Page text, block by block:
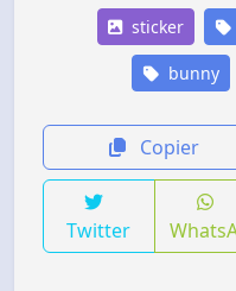
sticker
bunny
Copier
Twitter